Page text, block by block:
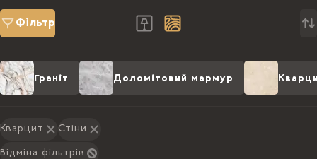
Фільтр
Граніт Доломітовий мармур
Кварцит Стіни
Відміна фільтрів